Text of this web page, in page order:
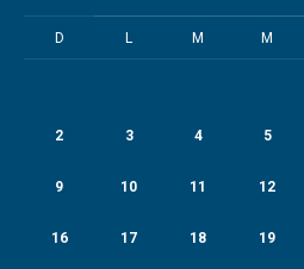
D L M M
2 3 4 5
9 10 11 12
16 17 18 19